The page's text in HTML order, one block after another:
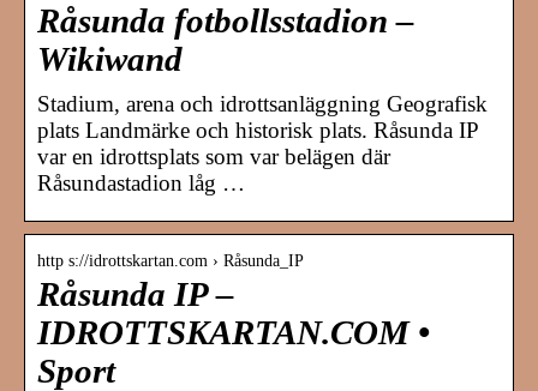
Råsunda fotbollsstadion –
Wikiwand
Stadium, arena och idrottsanläggning Geografisk
plats Landmärke och historisk plats. Råsunda IP
var en idrottsplats som var belägen där
Råsundastadion låg …
http s://idrottskartan.com › Råsunda_IP
Råsunda IP –
IDROTTSKARTAN.COM •
Sport